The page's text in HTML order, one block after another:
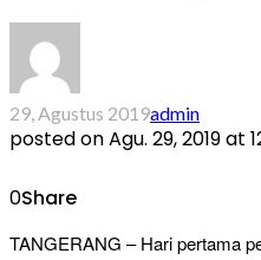
29, Agustus 2019admin
posted onAgu. 29, 2019 at
0Share
TANGERANG – Hari pertama